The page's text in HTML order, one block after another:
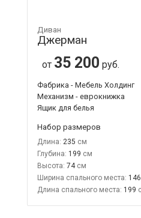
Диван
Джерман
от 35 200 руб.
Фабрика - Мебель Холдинг
Механизм - еврокнижка
Ящик для белья
Набор размеров
Длина: 235
Глубина: 199
Высота: 74
Ширина спального места: 146
Длина спального места: 199